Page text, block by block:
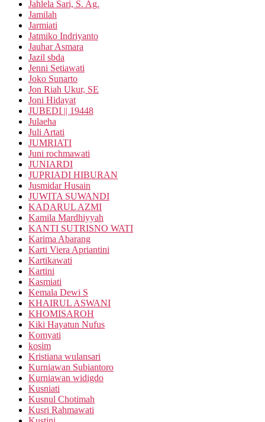
Jahlela Sari, S. Ag.
Jamilah
Jarmiati
Jatmiko Indriyanto
Jauhar Asmara
Jazil sbda
Jenni Setiawati
Joko Sunarto
Jon Riah Ukur, SE
Joni Hidayat
JUBEDI || 19448
Julaeha
Juli Artati
JUMRIATI
Juni rochmawati
JUNIARDI
JUPRIADI HIBURAN
Jusmidar Husain
JUWITA SUWANDI
KADARUL AZMI
Kamila Mardhiyyah
KANTI SUTRISNO WATI
Karima Abarang
Karti Viera Apriantini
Kartikawati
Kartini
Kasmiati
Kemala Dewi S
KHAIRUL ASWANI
KHOMISAROH
Kiki Hayatun Nufus
Komyati
kosim
Kristiana wulansari
Kurniawan Subiantoro
Kurniawan widigdo
Kusniati
Kusnul Chotimah
Kusri Rahmawati